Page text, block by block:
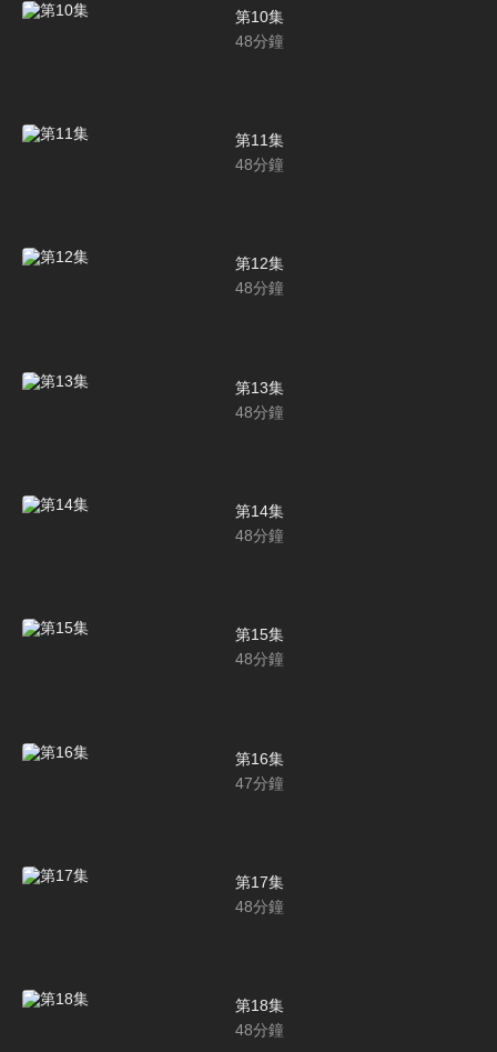
第10集
48分鐘
第11集
48分鐘
第12集
48分鐘
第13集
48分鐘
第14集
48分鐘
第15集
48分鐘
第16集
47分鐘
第17集
48分鐘
第18集
48分鐘